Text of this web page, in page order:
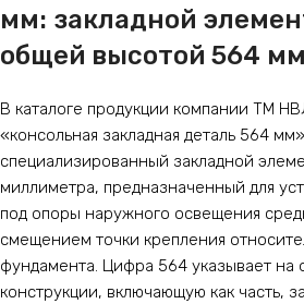
мм: закладной
общей высотой 564 мм
В каталоге продукции компании ТМ
«консольная закладная деталь 564
специализированный закладной
миллиметра, предназначенный для
под опоры наружного освещения
смещением точки крепления
фундамента. Цифра 564 указывает на
конструкции, включающую как часть,